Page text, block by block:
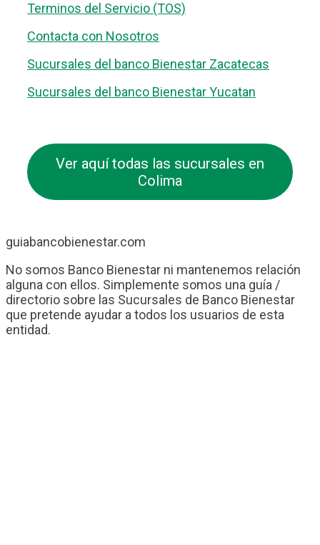
Terminos del Servicio (TOS)
Contacta con Nosotros
Sucursales del banco Bienestar Zacatecas
Sucursales del banco Bienestar Yucatan
Ver aquí todas las sucursales en
Colima
guiabancobienestar.com
No somos Banco Bienestar ni mantenemos relación
alguna con ellos. Simplemente somos una guía /
directorio sobre las Sucursales de Banco Bienestar
que pretende ayudar a todos los usuarios de esta
entidad.